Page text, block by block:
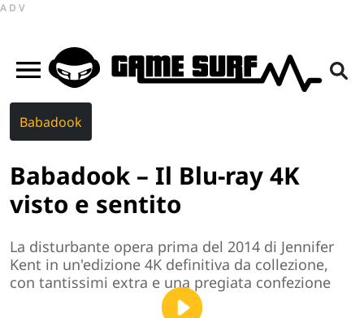
ADV
Babadook
Babadook – Il Blu-ray 4K
visto e sentito
La disturbante opera prima del 2014 di Jennifer
Kent in un'edizione 4K definitiva da collezione,
con tantissimi extra e una pregiata confezione